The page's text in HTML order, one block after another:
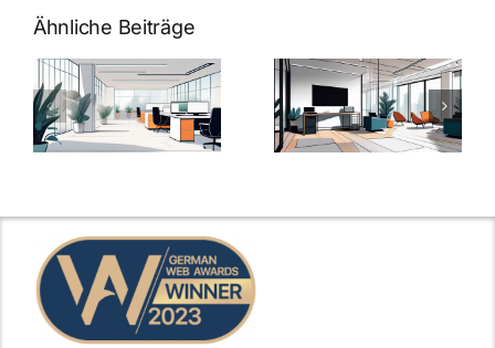
Ähnliche Beiträge
Arbeitgeber-
Zusatzleistungen:
5
inspirierende
Warum
bei
Arbeitgebern